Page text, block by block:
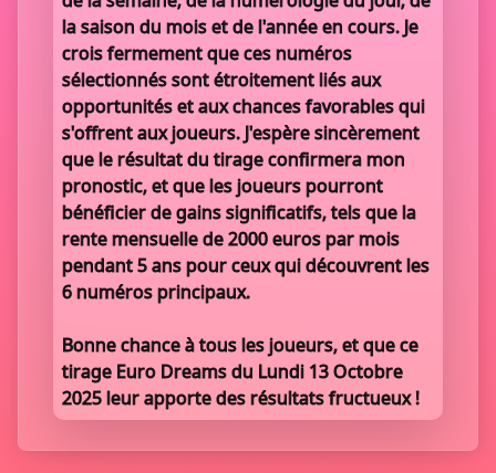
la saison du mois et de l'année en cours. Je
crois fermement que ces numéros
sélectionnés sont étroitement liés aux
opportunités et aux chances favorables qui
s'offrent aux joueurs. J'espère sincèrement
que le résultat du tirage confirmera mon
pronostic, et que les joueurs pourront
bénéficier de gains significatifs, tels que la
rente mensuelle de 2000 euros par mois
pendant 5 ans pour ceux qui découvrent les
6 numéros principaux.
Bonne chance à tous les joueurs, et que ce
tirage Euro Dreams du Lundi 13 Octobre
2025 leur apporte des résultats fructueux !